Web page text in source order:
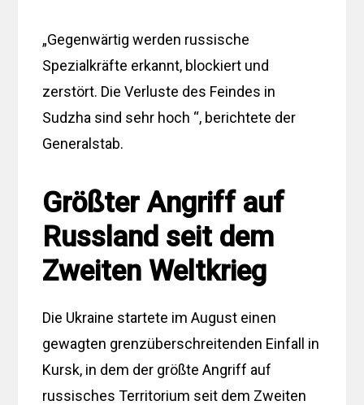
„Gegenwärtig werden russische
Spezialkräfte erkannt, blockiert und
zerstört. Die Verluste des Feindes in
Sudzha sind sehr hoch “, berichtete der
Generalstab.
Größter Angriff auf
Russland seit dem
Zweiten Weltkrieg
Die Ukraine startete im August einen
gewagten grenzüberschreitenden Einfall in
Kursk, in dem der größte Angriff auf
russisches Territorium seit dem Zweiten